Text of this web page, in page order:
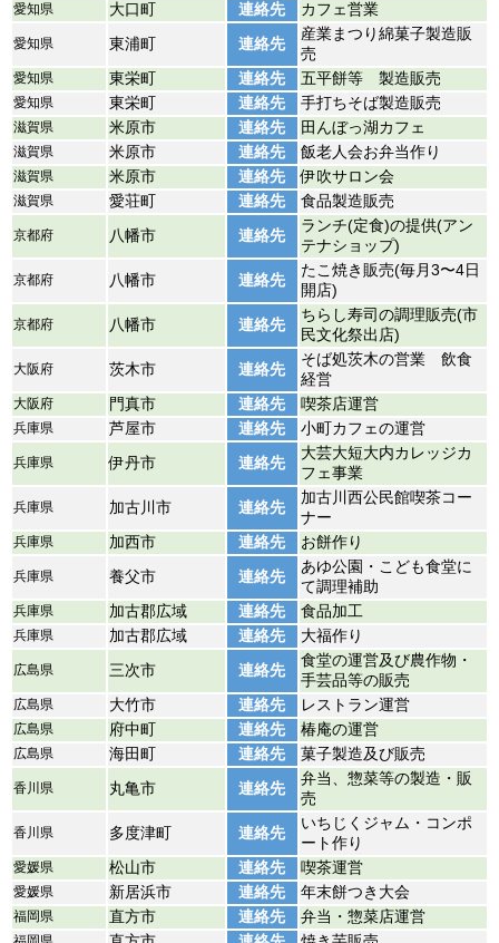
愛知県 大口町 連絡先 カフェ営業
愛知県 東浦町 連絡先
産業まつり綿菓子製造販
売
愛知県 東栄町 連絡先 五平餅等 製造販売
愛知県 東栄町 連絡先 手打ちそば製造販売
滋賀県 米原市 連絡先 田んぼっ湖カフェ
滋賀県 米原市 連絡先 飯老人会お弁当作り
滋賀県 米原市 連絡先 伊吹サロン会
滋賀県 愛荘町 連絡先 食品製造販売
京都府 八幡市 連絡先
ランチ(定食)の提供(アン
テナショップ)
京都府 八幡市 連絡先
たこ焼き販売(毎月3〜4日
開店)
京都府 八幡市 連絡先
ちらし寿司の調理販売(市
民文化祭出店)
大阪府 茨木市 連絡先
そば処茨木の営業 飲食
経営
大阪府 門真市 連絡先 喫茶店運営
兵庫県 芦屋市 連絡先 小町カフェの運営
兵庫県 伊丹市 連絡先
大芸大短大内カレッジカ
フェ事業
兵庫県 加古川市 連絡先
加古川西公民館喫茶コー
ナー
兵庫県 加西市 連絡先 お餅作り
兵庫県 養父市 連絡先
あゆ公園・こども食堂に
て調理補助
兵庫県 加古郡広域 連絡先 食品加工
兵庫県 加古郡広域 連絡先 大福作り
広島県 三次市 連絡先
食堂の運営及び農作物・
手芸品等の販売
広島県 大竹市 連絡先 レストラン運営
広島県 府中町 連絡先 椿庵の運営
広島県 海田町 連絡先 菓子製造及び販売
香川県 丸亀市 連絡先
弁当、惣菜等の製造・販
売
香川県 多度津町 連絡先
いちじくジャム・コンポ
ート作り
愛媛県 松山市 連絡先 喫茶運営
愛媛県 新居浜市 連絡先 年末餅つき大会
福岡県 直方市 連絡先 弁当・惣菜店運営